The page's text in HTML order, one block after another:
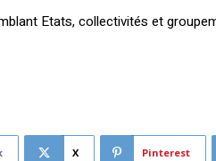
Etats, collectivités et
X Pinterest